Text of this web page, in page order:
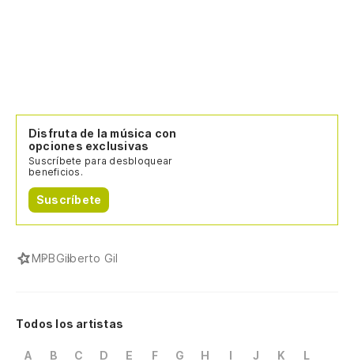
Disfruta de la música con
opciones exclusivas
Suscríbete para desbloquear
beneficios.
Suscríbete
MPBGilberto Gil
Todos los artistas
A B C D E F G H I J K
L